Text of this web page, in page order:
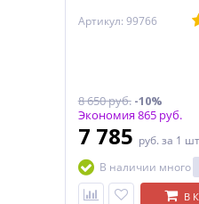
Артикул: 99766
8 650 руб.-10%
Экономия 865 руб.
7 785 руб. за 1 шт
В наличии много
В